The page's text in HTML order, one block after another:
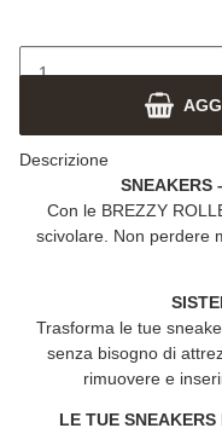
Descrizione
SNEAKERS
Con le BREZZY
scivolare. Non perdere
Trasforma le tue
senza bisogno di
rimuovere e
LE TUE